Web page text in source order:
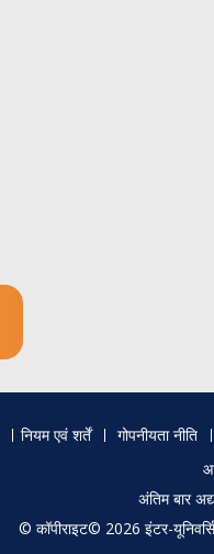
नियम एवं शर्तें
गोपनीयता नीति
अंतिम बार
© कॉपीराइट© 2026 इंटर-